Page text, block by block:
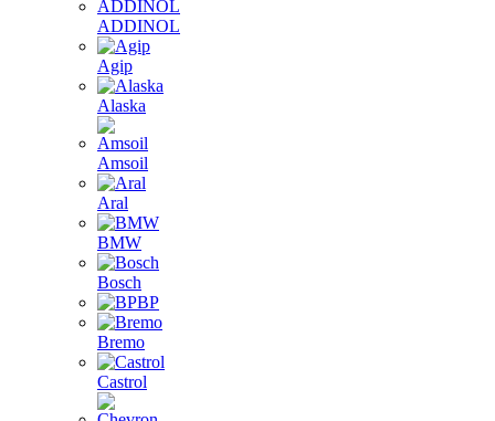
ADDINOL
Agip
Alaska
Amsoil
Aral
BMW
Bosch
BP
Bremo
Castrol